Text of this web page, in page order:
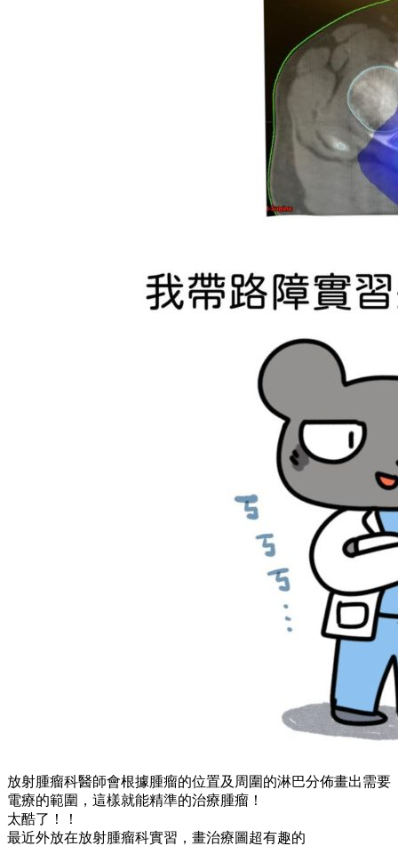
放射腫瘤科醫師會根據腫瘤的位置及周圍的淋巴分佈畫出需要
電療的範圍，這樣就能精準的治療腫瘤！
太酷了！！
最近外放在放射腫瘤科實習，畫治療圖超有趣的